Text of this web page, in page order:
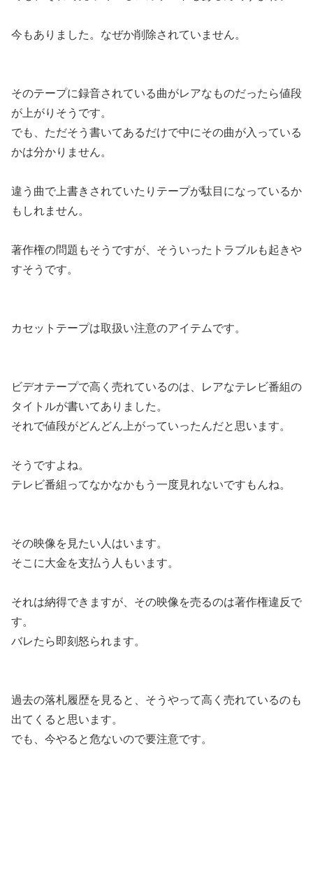
今もありました。なぜか削除されていません。
そのテープに録音されている曲がレアなものだったら値段
が上がりそうです。
でも、ただそう書いてあるだけで中にその曲が入っている
かは分かりません。
違う曲で上書きされていたりテープが駄目になっているか
もしれません。
著作権の問題もそうですが、そういったトラブルも起きや
すそうです。
カセットテープは取扱い注意のアイテムです。
ビデオテープで高く売れているのは、レアなテレビ番組の
タイトルが書いてありました。
それで値段がどんどん上がっていったんだと思います。
そうですよね。
テレビ番組ってなかなかもう一度見れないですもんね。
その映像を見たい人はいます。
そこに大金を支払う人もいます。
それは納得できますが、その映像を売るのは著作権違反で
す。
バレたら即刻怒られます。
過去の落札履歴を見ると、そうやって高く売れているのも
出てくると思います。
でも、今やると危ないので要注意です。